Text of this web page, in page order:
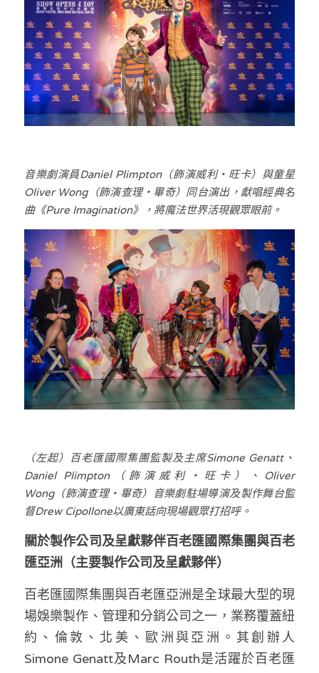
音樂劇演員Daniel Plimpton（飾演威利・旺卡）與童星
Oliver Wong（飾演查理・畢奇）同台演出，獻唱經典名
曲《Pure Imagination》，將魔法世界活現觀眾眼前。
（左起）百老匯國際集團監製及主席Simone Genatt、
Daniel Plimpton（飾演威利・旺卡）、Oliver
Wong（飾演查理・畢奇）音樂劇駐場導演及製作舞台監
督Drew Cipollone以廣東話向現場觀眾打招呼。
關於製作公司及呈獻夥伴百老匯國際集團與百老
匯亞洲（主要製作公司及呈獻夥伴）
百老匯國際集團與百老匯亞洲是全球最大型的現
場娛樂製作、管理和分銷公司之一，業務覆蓋紐
約、倫敦、北美、歐洲與亞洲。其創辦人
Simone Genatt及Marc Routh是活躍於百老匯